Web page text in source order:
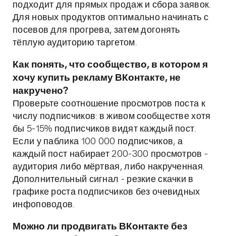
подходит для прямых продаж и сбора заявок.
Для новых продуктов оптимально начинать с
посевов для прогрева, затем догонять
тёплую аудиторию таргетом.
Как понять, что сообщество, в котором я
хочу купить рекламу ВКонтакте, не
накручено?
Проверьте соотношение просмотров поста к
числу подписчиков: в живом сообществе хотя
бы 5-15% подписчиков видят каждый пост.
Если у паблика 100 000 подписчиков, а
каждый пост набирает 200-300 просмотров -
аудитория либо мёртвая, либо накрученная.
Дополнительный сигнал - резкие скачки в
графике роста подписчиков без очевидных
инфоповодов.
Можно ли продвигать ВКонтакте без